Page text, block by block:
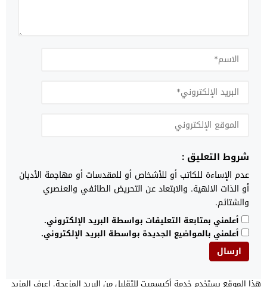
شروط التعليق :
عدم الإساءة للكاتب أو للأشخاص أو للمقدسات أو مهاجمة الأديان
أو الذات الالهية. والابتعاد عن التحريض الطائفي والعنصري
والشتائم.
أعلمني بمتابعة التعليقات بواسطة البريد الإلكتروني.
أعلمني بالمواضيع الجديدة بواسطة البريد الإلكتروني.
هذا الموقع يستخدم خدمة أكيسميت للتقليل من البريد المزعجة. اعرف المزيد